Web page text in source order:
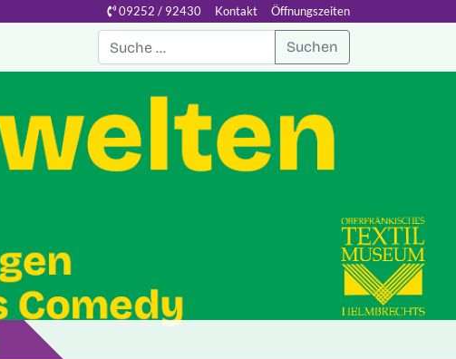
09252 / 92430 Kontakt Öffnungszeiten
Suchen